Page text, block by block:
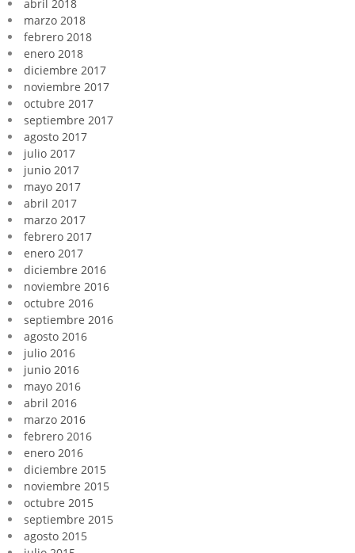
abril 2018
marzo 2018
febrero 2018
enero 2018
diciembre 2017
noviembre 2017
octubre 2017
septiembre 2017
agosto 2017
julio 2017
junio 2017
mayo 2017
abril 2017
marzo 2017
febrero 2017
enero 2017
diciembre 2016
noviembre 2016
octubre 2016
septiembre 2016
agosto 2016
julio 2016
junio 2016
mayo 2016
abril 2016
marzo 2016
febrero 2016
enero 2016
diciembre 2015
noviembre 2015
octubre 2015
septiembre 2015
agosto 2015